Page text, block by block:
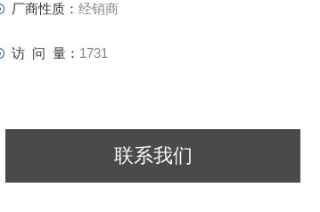
厂商性质： 经销商
访 问 量： 1731
联系我们